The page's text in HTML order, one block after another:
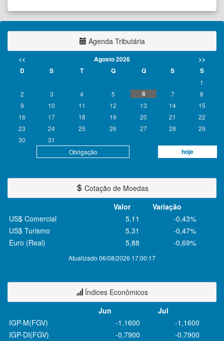
Agenda Tributária
<< Agosto 2026
>>
D
S T Q Q S S
Obrigação hoje
1
2
3 4 5 6 7
8
9
10 11 12 13 14
15
16
17 18 19 20 21
22
23
24 25 26 27 28
29
30
31
Cotação de Moedas
Valor
Variação
Atualizado 06/08/2026 17:00:17
US$ Comercial 5,11
-0,43%
US$ Turismo
5,31
-0,47%
Euro (Real)
5,88 -0,69%
Índices Econômicos
Jun
Jul
IGP-M(FGV)
-1,1600
-1,1600
IGP-DI(FGV)
-0,7900
-0,7900